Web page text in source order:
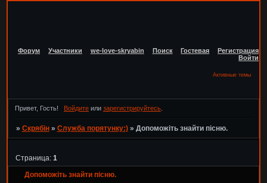
Форум Участники we-love-skryabin Поиск Гостевая
Регистрация
Войти
Активные темы
Привет, Гость! Войдитеили зарегистрируйтесь.
» Скрябін » Служба порятунку:) » Допоможіть знайти пісню.
Допоможіть знайти пісню.
Страница: 1